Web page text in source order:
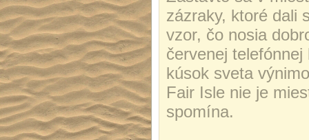
zázraky, ktoré dali
vzor, čo nosia
červenej
kúsok sveta
Fair Isle nie je
spomína.